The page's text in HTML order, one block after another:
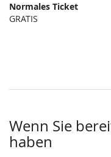
Normales Ticket
GRATIS
Wenn Sie
haben